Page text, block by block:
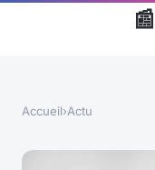
📰
Accueil›Actu